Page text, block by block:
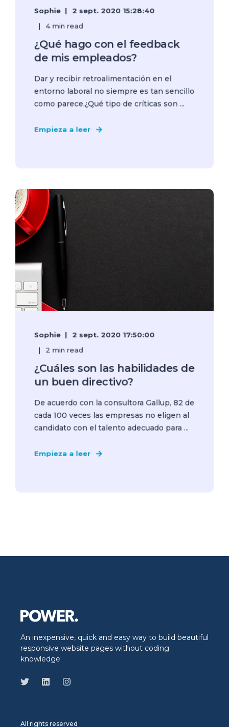
Sophie
2 sept. 2020 15:28:40
4 min read
¿Qué hago con el feedback
de mis empleados?
Dar y recibir retroalimentación en el
entorno laboral no siempre es tan sencillo
como parece.¿Qué tipo de críticas son ...
Empieza a leer
Sophie
2 sept. 2020 17:50:00
2 min read
¿Cuáles son las habilidades de
un buen directivo?
De acuerdo con la consultora Gallup, 82 de
cada 100 veces las empresas no eligen al
candidato con el talento adecuado para ...
Empieza a leer
An inexpensive, quick and easy way to build beautiful
responsive website pages without coding
knowledge
All rights reserved